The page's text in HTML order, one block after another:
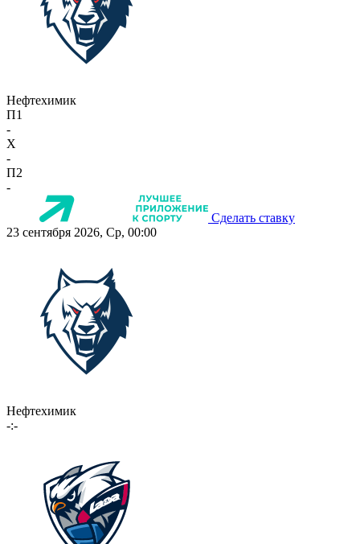
Нефтехимик
П1
-
X
-
П2
-
Сделать ставку
23 сентября 2026, Ср, 00:00
Нефтехимик
-:-